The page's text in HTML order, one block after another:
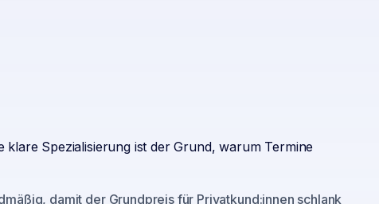
Spezialisierung ist der Grund, warum Termine
damit der Grundpreis für Privatkund:innen schlank